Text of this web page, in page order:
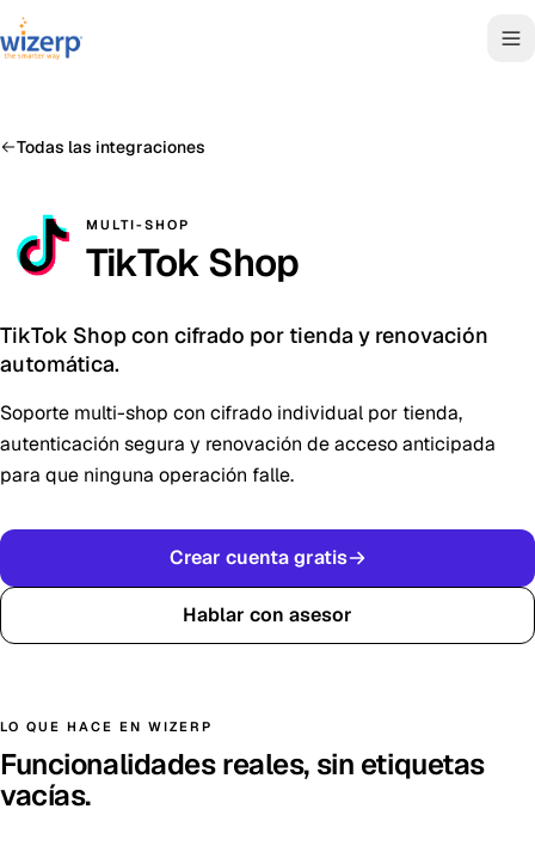
Todas las integraciones
MULTI-SHOP
TikTok Shop
TikTok Shop con cifrado por tienda y renovación
automática.
Soporte multi-shop con cifrado individual por tienda,
autenticación segura y renovación de acceso anticipada
para que ninguna operación falle.
Crear cuenta gratis
Hablar con asesor
LO QUE HACE EN WIZERP
Funcionalidades reales, sin etiquetas
vacías.